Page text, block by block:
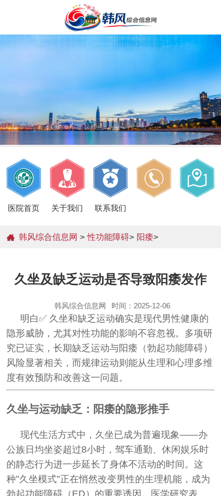
医院首页 关于我们 联系我们
韩风综合信息网 >性功能障碍> 阳痿>
久坐及缺乏运动是否导致阳痿发作
韩风综合信息网 时间：2025-12-06
明白✅ 久坐和缺乏运动确实是现代男性健康的
隐形威胁，尤其对性功能的影响不容忽视。多项研
究已证实，长期缺乏运动与阳痿（勃起功能障碍）
风险显著相关，而规律运动则能从生理和心理多维
度有效预防和改善这一问题。
久坐与运动缺乏：阳痿的隐形推手
现代生活方式中，久坐已成为普遍现象——办
公族日均坐姿超过8小时，驾车通勤、休闲娱乐时
的静态行为进一步延长了身体不活动的时间。这
种"久坐模式"正在悄然改变男性的生理机能，成为
勃起功能障碍（ED）的重要诱因。医学研究表